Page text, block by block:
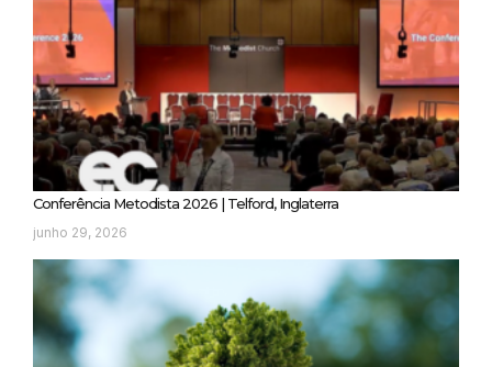
Conferência Metodista 2026 | Telford, Inglaterra
junho 29, 2026